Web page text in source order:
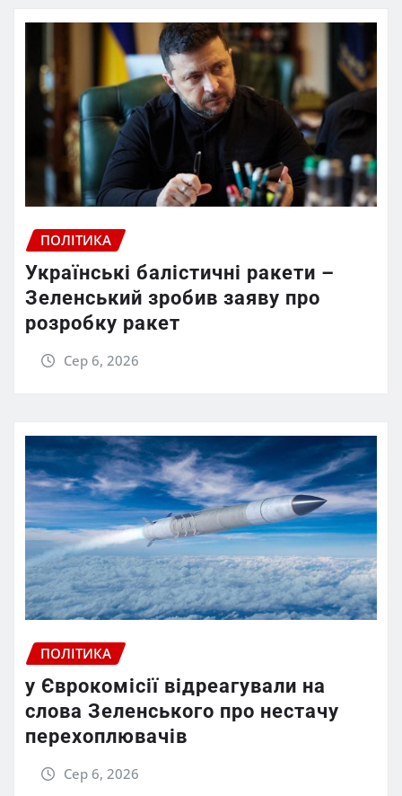
ПОЛІТИКА
Українські балістичні ракети –
Зеленський зробив заяву про
розробку ракет
Сер 6, 2026
ПОЛІТИКА
у Єврокомісії відреагували на
слова Зеленського про нестачу
перехоплювачів
Сер 6, 2026